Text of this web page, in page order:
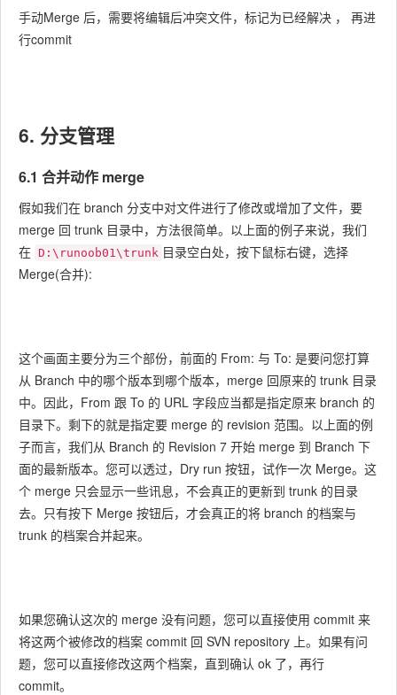
手动Merge 后，需要将编辑后冲突文件，标记为已经解决 ， 再进
行commit
6. 分支管理
6.1 合并动作 merge
假如我们在 branch 分支中对文件进行了修改或增加了文件，要
merge 回 trunk 目录中，方法很简单。以上面的例子来说，我们
在 D:\runoob01\trunk 目录空白处，按下鼠标右键，选择
Merge(合并):
这个画面主要分为三个部份，前面的 From: 与 To: 是要问您打算
从 Branch 中的哪个版本到哪个版本，merge 回原来的 trunk 目录
中。因此，From 跟 To 的 URL 字段应当都是指定原来 branch 的
目录下。剩下的就是指定要 merge 的 revision 范围。以上面的例
子而言，我们从 Branch 的 Revision 7 开始 merge 到 Branch 下
面的最新版本。您可以透过，Dry run 按钮，试作一次 Merge。这
个 merge 只会显示一些讯息，不会真正的更新到 trunk 的目录
去。只有按下 Merge 按钮后，才会真正的将 branch 的档案与
trunk 的档案合并起来。
如果您确认这次的 merge 没有问题，您可以直接使用 commit 来
将这两个被修改的档案 commit 回 SVN repository 上。如果有问
题，您可以直接修改这两个档案，直到确认 ok 了，再行
commit。